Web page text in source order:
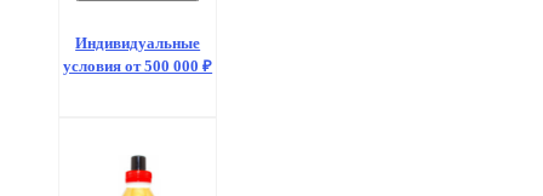
Индивидуальные
условия от 500 000 ₽